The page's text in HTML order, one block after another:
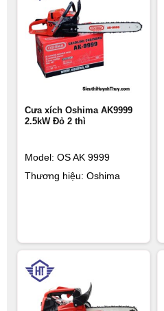
Cưa xích Oshima AK9999
2.5kW Đỏ 2 thì
Model: OS AK 9999
Thương hiệu: Oshima